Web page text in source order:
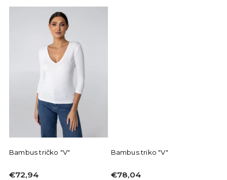
Bambus tričko "V"
€72,94
Bambus triko "V"
€78,04